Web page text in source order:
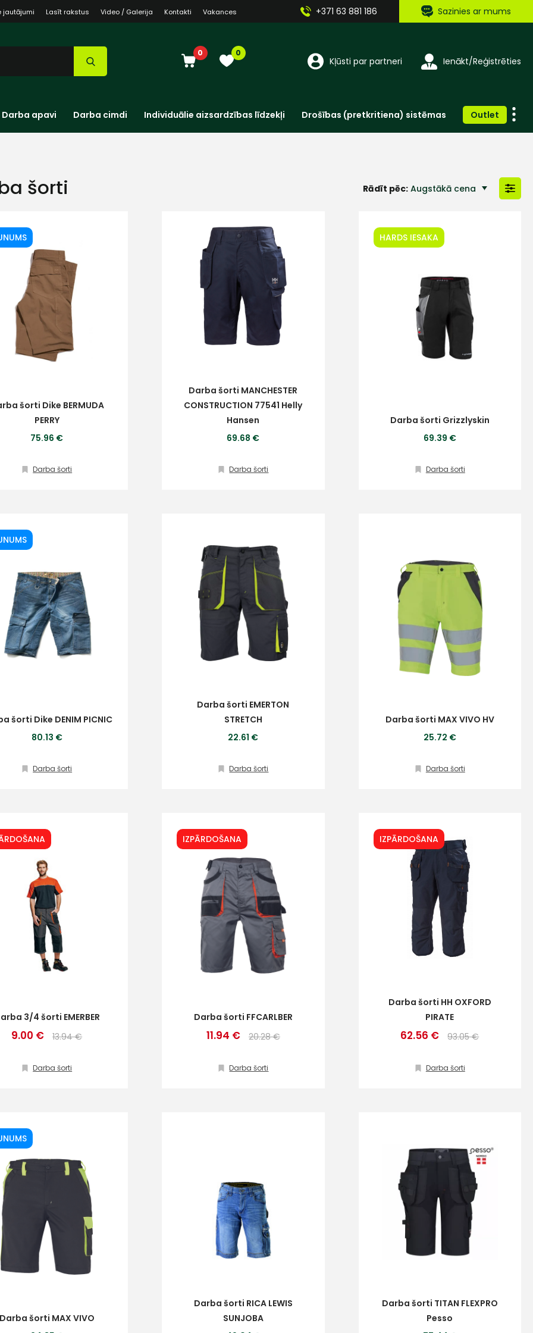
jautājumi Lasīt rakstus Video / Galerija Kontakti Vakances +371 63 881 186 Sazinies ar mums
0 0
Kļūsti par partneri Ienākt/Reģistrēties
Darba apavi Darba cimdi Individuālie aizsardzības līdzekļi Drošības (pretkritiena) sistēmas Outlet
šorti Rādīt pēc: Augstākā cena
šorti Dike BERMUDA
PERRY
75.96 €
Darba šorti
Darba šorti MANCHESTER
CONSTRUCTION 77541 Helly
Hansen
69.68 €
Darba šorti
HARDS IESAKA
Darba šorti Grizzlyskin
69.39 €
Darba šorti
šorti Dike DENIM PICNIC
80.13 €
Darba šorti
Darba šorti EMERTON
STRETCH
22.61 €
Darba šorti
Darba šorti MAX VIVO HV
25.72 €
Darba šorti
3/4 šorti EMERBER
9.00 € 13.94 €
Darba šorti
IZPĀRDOŠANA
Darba šorti FFCARLBER
11.94 € 20.28 €
Darba šorti
IZPĀRDOŠANA
Darba šorti HH OXFORD
PIRATE
62.56 € 93.05 €
Darba šorti
šorti MAX VIVO
Darba šorti RICA LEWIS
SUNJOBA
Darba šorti TITAN FLEXPRO
Pesso